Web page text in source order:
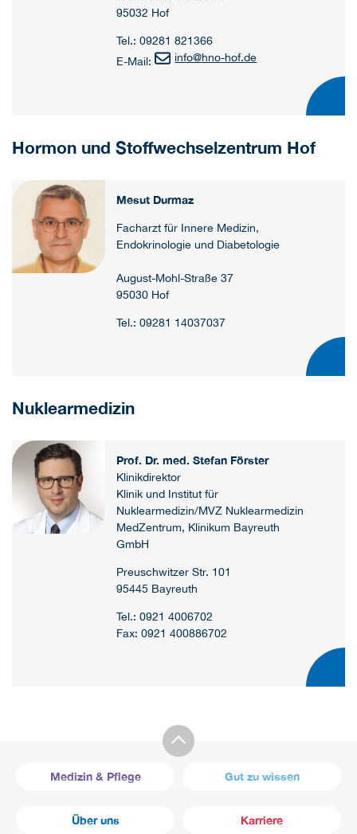
95032 Hof
Tel.: 09281 821366
E-Mail:
info@hno-hof.de
Hormon und Stoffwechselzentrum Hof
Mesut Durmaz
Facharzt für Innere Medizin,
Endokrinologie und Diabetologie
August-Mohl-Straße 37
95030 Hof
Tel.: 09281 14037037
Nuklearmedizin
Prof. Dr. med. Stefan Förster
Klinikdirektor
Klinik und Institut für
Nuklearmedizin/MVZ Nuklearmedizin
MedZentrum, Klinikum Bayreuth
GmbH
Preuschwitzer Str. 101
95445 Bayreuth
Tel.: 0921 4006702
Fax: 0921 400886702
Medizin & Pflege Gut zu wissen
Über uns Karriere